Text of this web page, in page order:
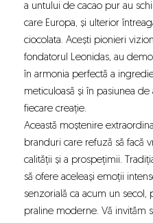
a untului de cacao pur au
care Europa, și ulterior
ciocolata. Acești pionieri
fondatorul Leonidas, au
în armonia perfectă a
meticuloasă și în pasiunea
fiecare creație.
Această moștenire
branduri care refuză să facă
calității și a prospețimii.
să ofere aceleași emoții
senzorială ca acum un
praline moderne. Vă invităm